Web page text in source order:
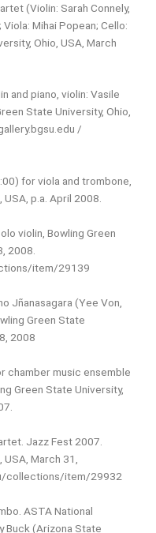
(Violin: Sarah Connely,
Mihai Popean; Cello:
Ohio, USA, March
and piano, violin: Vasile
State University, Ohio,
/
for viola and trombone,
p.a. April 2008.
violin, Bowling Green
2008.
item/29139
Jñanasagara (Yee Von,
Green State
2008
chamber music ensemble
Green State University,
Jazz Fest 2007.
March 31,
collections/item/29932
ASTA National
Buck (Arizona State